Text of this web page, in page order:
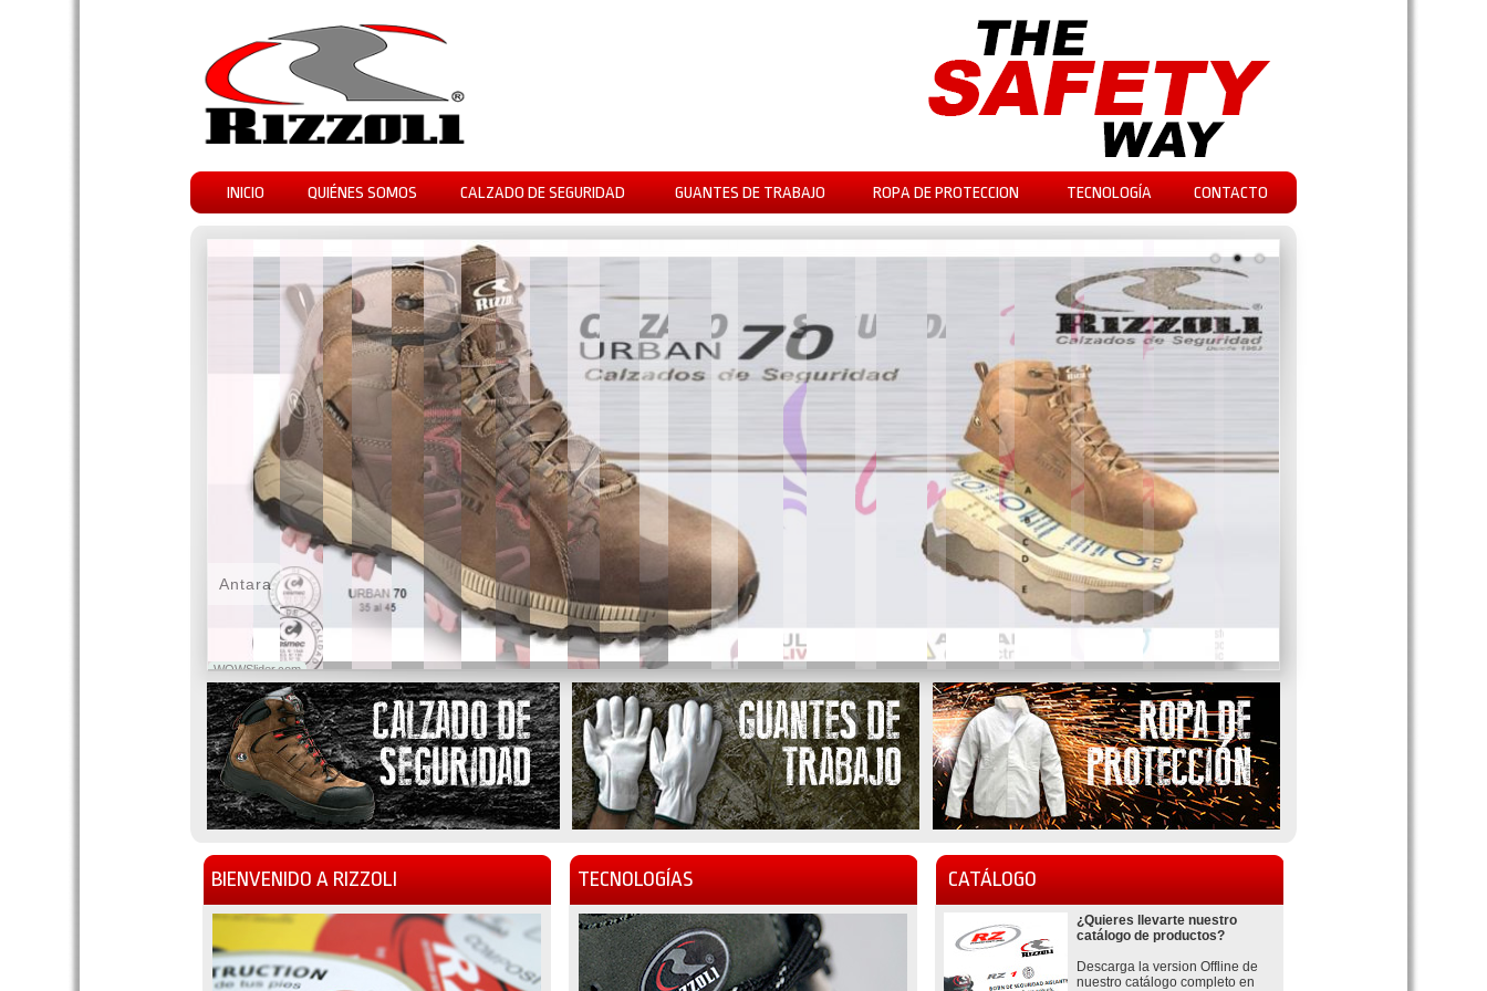
INICIO QUIÉNES SOMOS CALZADO DE SEGURIDAD GUANTES DE TRABAJO ROPA DE PROTECCION TECNOLOGÍA CONTACTO
WOWSlider.com
Antara
BIENVENIDO A RIZZOLI TECNOLOGÍAS CATÁLOGO
¿Quieres llevarte nuestro
catálogo de productos?
Descarga la version Offline de
nuestro catálogo completo en